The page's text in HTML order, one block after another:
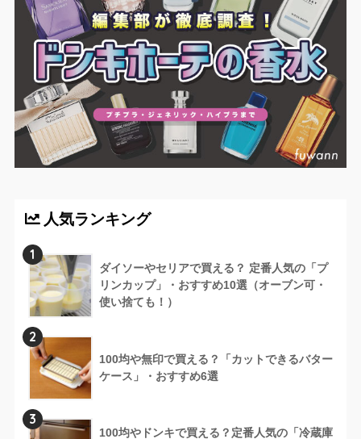
人気ランキング
1
ダイソーやセリアで買える？ 定番人気の「プ
リンカップ」・おすすめ10選（オーブン可・
使い捨ても！）
2
100均や無印で買える？「カットできるバター
ケース」・おすすめ6選
3
100均やドンキで買える？定番人気の「冷蔵庫